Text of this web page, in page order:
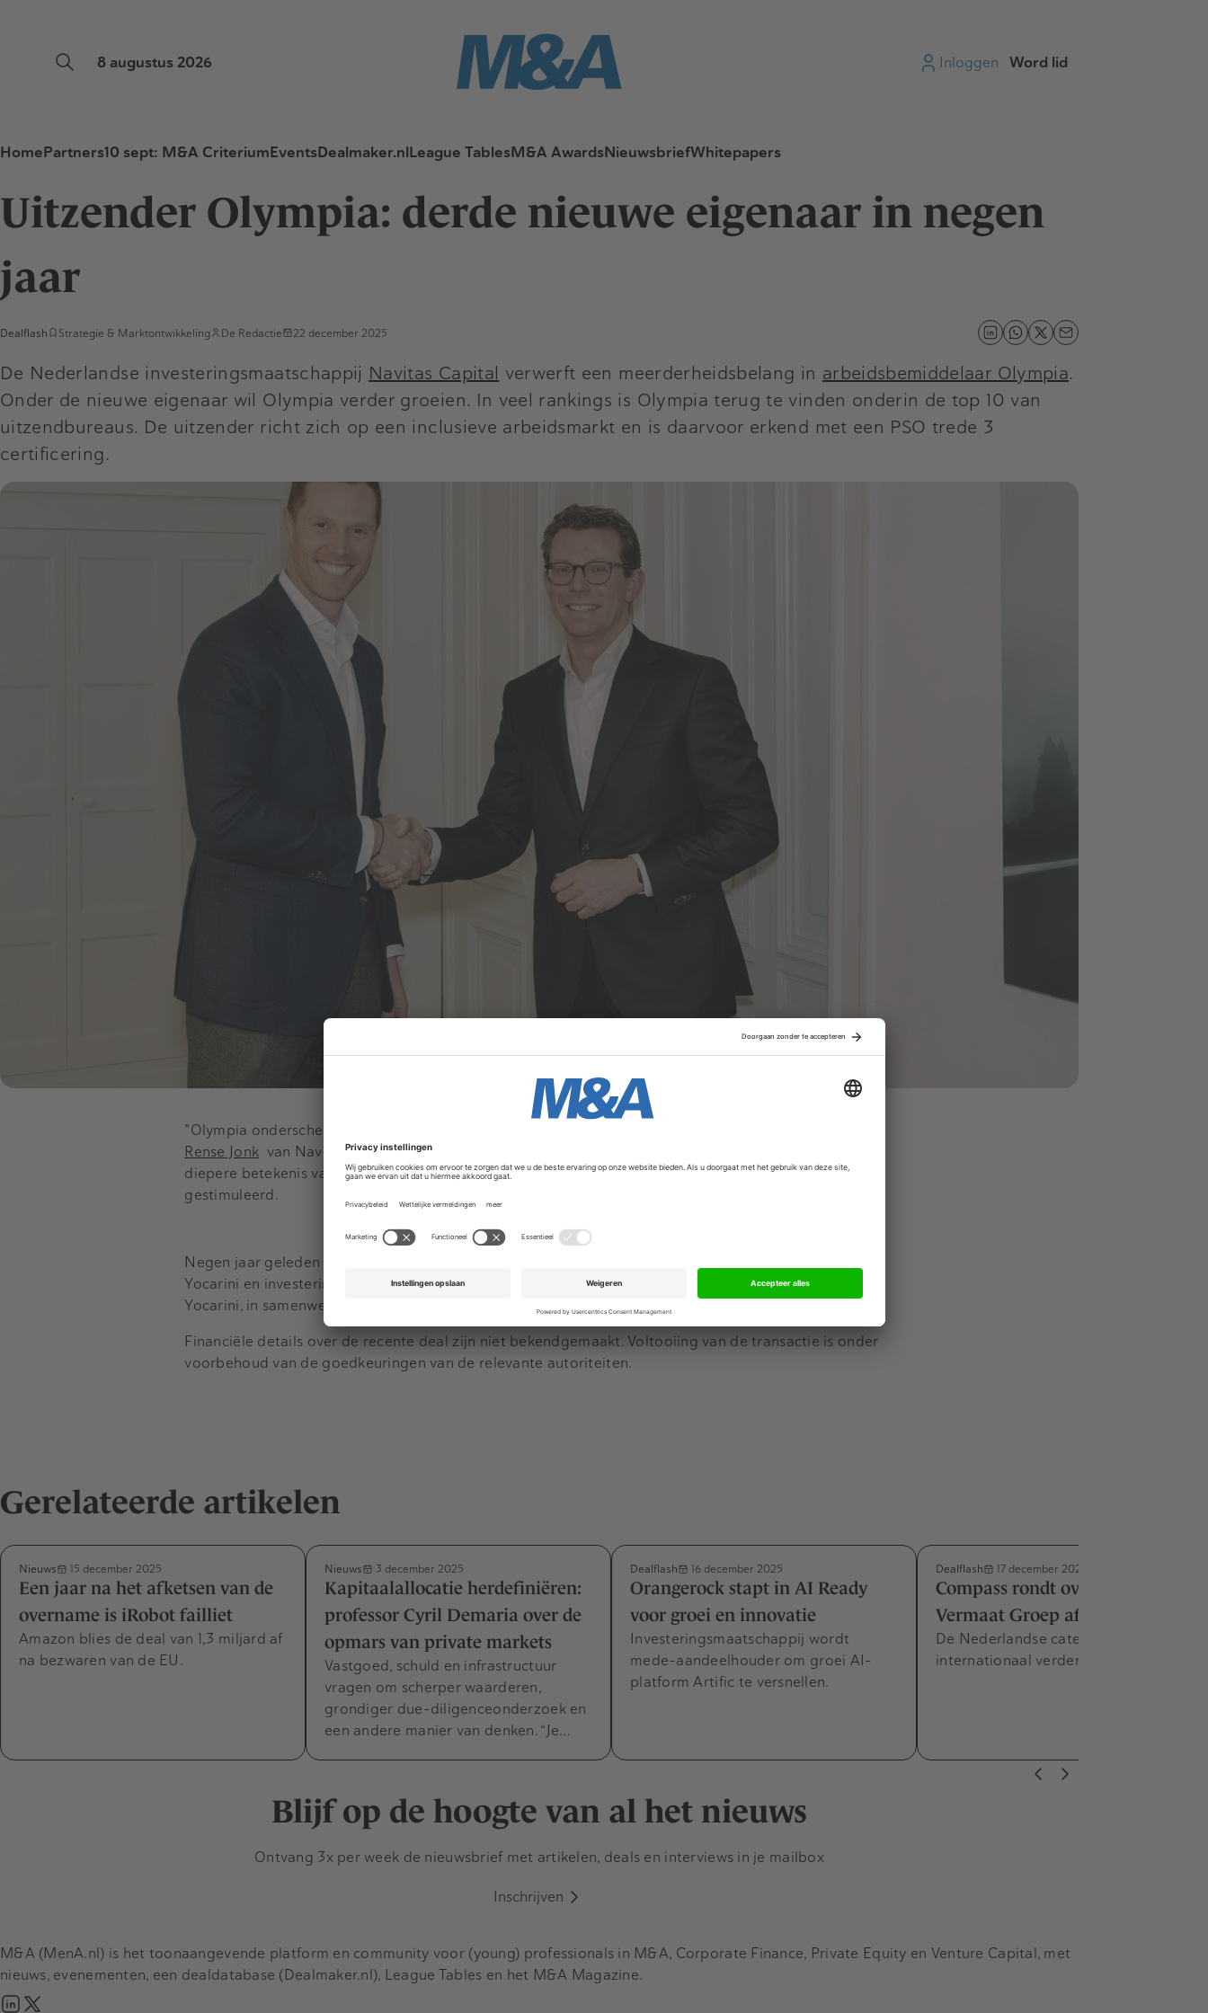
8 augustus 2026 Inloggen Word lid
HomePartners10 sept: M&A CriteriumEventsDealmaker.nlLeague TablesM&A AwardsNieuwsbriefWhitepapers
Uitzender Olympia: derde nieuwe eigenaar in negen
jaar
Dealflash Strategie & Marktontwikkeling De Redactie 22 december 2025
De Nederlandse investeringsmaatschappij Navitas Capital verwerft een meerderheidsbelang in arbeidsbemiddelaar Olympia.
Onder de nieuwe eigenaar wil Olympia verder groeien. In veel rankings is Olympia terug te vinden onderin de top 10 van
uitzendbureaus. De uitzender richt zich op een inclusieve arbeidsmarkt en is daarvoor erkend met een PSO trede 3
certificering.
"Olympia onderscheidt zich met een duidelijke strategische en ondernemende visie", zo motiveert
Rense Jonk van Navitas Capitalde overname. "Wat ons bovendien aanspreekt, is dat Olympia de
diepere betekenis van werk benadrukt waarbij persoonlijke ontwikkeling van uitzendkrachten wordt
gestimuleerd.
Advertentie
Negen jaar geleden werd de
Yocarini en investeringsfirma Avedon Capital Partners. Drie jaar daarna is
uitgekocht door
Yocarini, in samenwerking met Morgan Stanley Tactical Value Investing
Financiële details over de recente deal zijn niet bekendgemaakt. Voltooiing van de transactie is onder
voorbehoud van de goedkeuringen van de relevante autoriteiten.
Gerelateerde artikelen
Nieuws 15 december 2025
Een jaar na het afketsen van de
overname is iRobot failliet
Amazon blies de deal van 1,3 miljard af
na bezwaren van de EU.
Nieuws 3 december 2025
Kapitaalallocatie herdefiniëren:
professor Cyril Demaria over de
opmars van private markets
Vastgoed, schuld en infrastructuur
vragen om scherper waarderen,
grondiger due-diligenceonderzoek en
een andere manier van denken. “Je…
Dealflash 16 december 2025
Orangerock stapt in AI Ready
voor groei en innovatie
Investeringsmaatschappij wordt
mede-aandeelhouder om groei AI-
platform Artific te versnellen.
Dealflash 17 december 2025
Compass rondt overname van
Vermaat Groep af
De Nederlandse cateraar moet
internationaal verder groeien.
Blijf op de hoogte van al het nieuws
Ontvang 3x per week de nieuwsbrief met artikelen, deals en interviews in je mailbox
Inschrijven
M&A (MenA.nl) is het toonaangevende platform en community voor (young) professionals in M&A, Corporate Finance, Private Equity en Venture Capital, met
nieuws, evenementen, een dealdatabase (Dealmaker.nl), League Tables en het M&A Magazine.